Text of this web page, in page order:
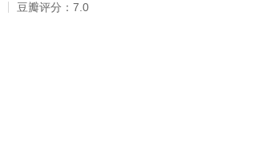
豆瓣评分： 7.0